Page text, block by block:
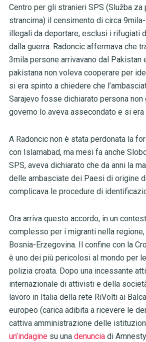
Centro per gli stranieri SPS (Služba
strancima) il censimento di circa
illegali da deportare, esclusi i rifugiati
dalla guerra. Radoncic affermava che
3mila persone arrivavano dal Pakistan
pakistana non voleva cooperare per
si era spinto a chiedere che
Sarajevo fosse dichiarato persona non
governo lo aveva assecondato e si
A Radoncic non è stata perdonata la
con Islamabad, ma mesi fa anche
SPS, aveva dichiarato che da anni la
delle ambasciate dei Paesi di origine
complicava le procedure di
Ora arriva questo accordo, in un
complesso per i migranti nella
Bosnia-Erzegovina. Il confine con la
è uno dei più pericolosi al mondo per
polizia croata. Dopo una incessante
internazionale di attivisti e della
lavoro in Italia della rete RiVolti ai
europeo (carica adibita a ricevere le
cattiva amministrazione delle
un’indaginesu una denunciadi